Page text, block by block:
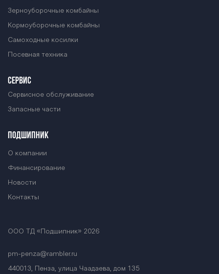
Зерноуборочные комбайны
Кормоуборочные комбайны
Самоходные косилки
Посевная техника
СЕРВИС
Сервисное обслуживание
Запасные части
ПОДШИПНИК
О компании
Финансирование
Новости
Контакты
ООО ТД «Подшипник» 2026
pm-penza@rambler.ru
440013, Пенза, улица Чаадаева, дом 135